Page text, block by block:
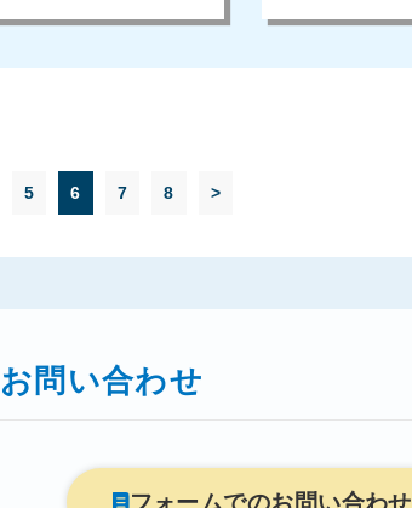
5 6 7 8 >
お問い合わせ
フォームでのお問い合わせ